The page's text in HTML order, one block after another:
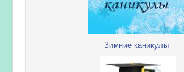
Зимние каникулы